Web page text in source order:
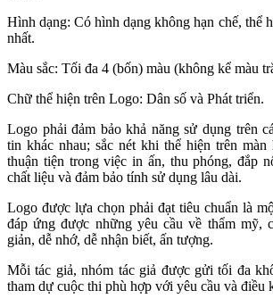
Hình dạng: Có hình dạng không hạn chế, thể
nhất.
Màu sắc: Tối đa 4 (bốn) màu (không kể màu
Chữ thể hiện trên Logo: Dân số và Phát triển.
Logo phải đảm bảo khả năng sử dụng trên
tin khác nhau; sắc nét khi thể hiện trên
thuận tiện trong việc in ấn, thu phóng, đắp
chất liệu và đảm bảo tính sử dụng lâu dài.
Logo được lựa chọn phải đạt tiêu chuẩn là
đáp ứng được những yêu cầu về thẩm mỹ,
giản, dễ nhớ, dễ nhận biết, ấn tượng.
Mỗi tác giả, nhóm tác giả được gửi tối đa
tham dự cuộc thi phù hợp với yêu cầu và điều